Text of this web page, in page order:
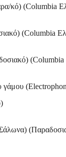
κό) (Columbia
(Columbia
(Columbia
γάμου